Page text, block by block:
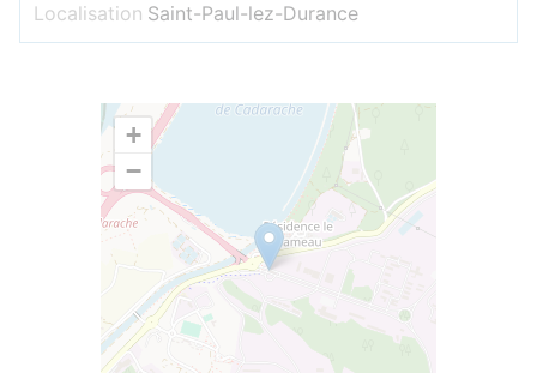
Localisation Saint-Paul-lez-Durance
+
−